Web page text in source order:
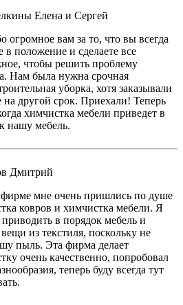
Елена и Сергей
огромное вам за то, что вы всегда
в положение и сделаете все
чтобы решить проблему
Нам была нужна срочная
уборка, хотя заказывали
на другой срок. Приехали! Теперь
химчистка мебели приведет в
нашу мебель.
Дмитрий
мне очень пришлись по душе
ковров и химчистка мебели. Я
в порядок мебель и
из текстиля, поскольку не
пыль. Эта фирма делает
очень качественно, попробовал
теперь буду всегда тут